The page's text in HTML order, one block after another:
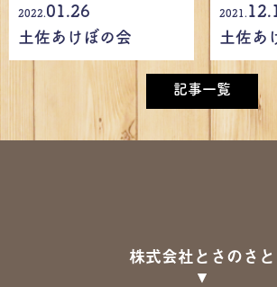
2022.01.26
土佐あけぼの会
2021.
土佐あ
記事一覧
株式会社とさのさと